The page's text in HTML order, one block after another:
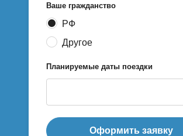
Ваше гражданство
РФ
Другое
Планируемые даты поездки
Оформить заявку